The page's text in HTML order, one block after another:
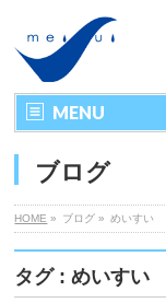
MENU
ブログ
HOME » ブログ » めいすい
タグ : めいすい